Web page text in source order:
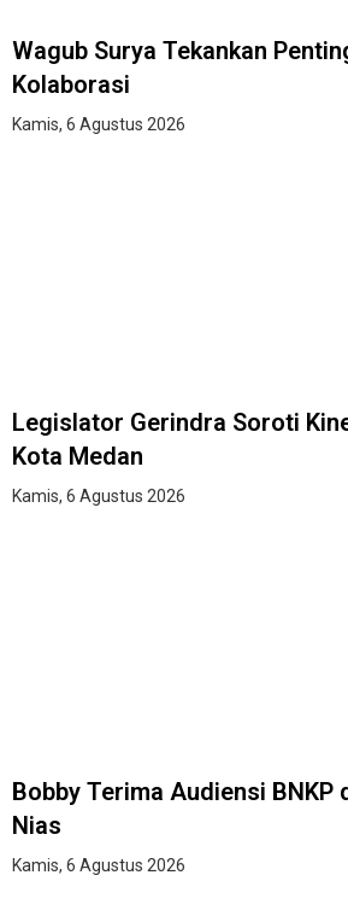
Wagub Surya Tekankan
Kolaborasi
Kamis, 6 Agustus 2026
Legislator Gerindra Soroti
Kota Medan
Kamis, 6 Agustus 2026
Bobby Terima Audiensi BNKP
Nias
Kamis, 6 Agustus 2026